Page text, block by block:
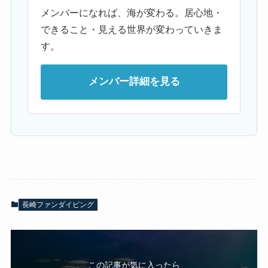
メンバーになれば、海が変わる。居心地・
できること・見える世界が変わっていきま
す。
メンバー詳細を見る
長崎ファンダイビング
この記事が気に入ったら